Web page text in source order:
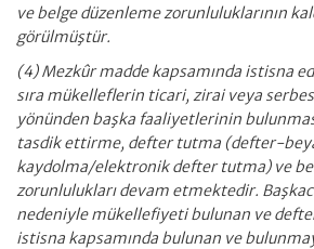
ve belge düzenleme zorunluluklarının
görülmüştür.
(4) Mezkûr madde kapsamında istisna
sıra mükelleflerin ticari, zirai veya
yönünden başka faaliyetlerinin
tasdik ettirme, defter tutma (defter-
kaydolma/elektronik defter tutma) ve
zorunlulukları devam etmektedir.
nedeniyle mükellefiyeti bulunan ve
istisna kapsamında bulunan ve